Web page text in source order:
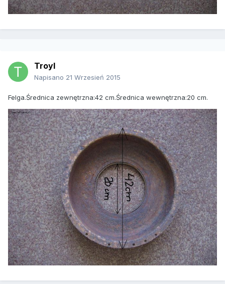
Troyl
Napisano 21 Wrzesień 2015
Felga.Średnica zewnętrzna:42 cm.Średnica wewnętrzna:20 cm.